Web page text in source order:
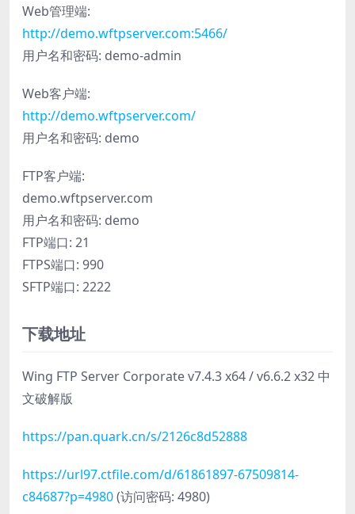
Web管理端:
http://demo.wftpserver.com:5466/
用户名和密码: demo-admin
Web客户端:
http://demo.wftpserver.com/
用户名和密码: demo
FTP客户端:
demo.wftpserver.com
用户名和密码: demo
FTP端口: 21
FTPS端口: 990
SFTP端口: 2222
下载地址
Wing FTP Server Corporate v7.4.3 x64 / v6.6.2 x32 中
文破解版
https://pan.quark.cn/s/2126c8d52888
https://url97.ctfile.com/d/61861897-67509814-
c84687?p=4980(访问密码: 4980)